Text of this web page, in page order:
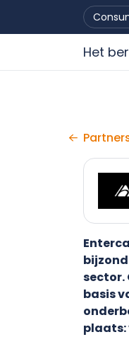
Het
sector.
basis
plaats: